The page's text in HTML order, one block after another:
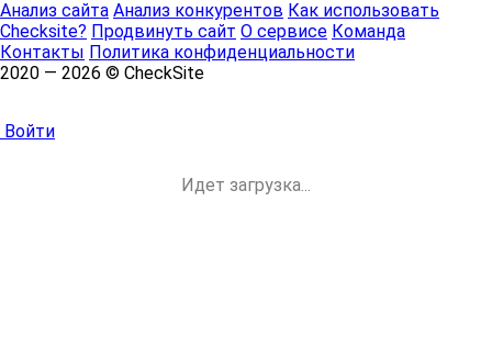
Анализ сайта Анализ конкурентов Как использовать
Checksite? Продвинуть сайт О сервисе Команда
Контакты Политика конфиденциальности
2020 — 2026 © CheckSite
Войти
Идет загрузка...